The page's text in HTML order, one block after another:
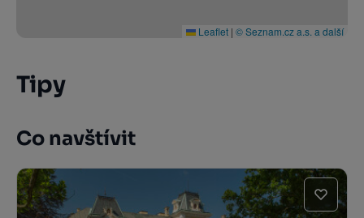
Leaflet | © Seznam.cz a.s. a další
Tipy
Co navštívit